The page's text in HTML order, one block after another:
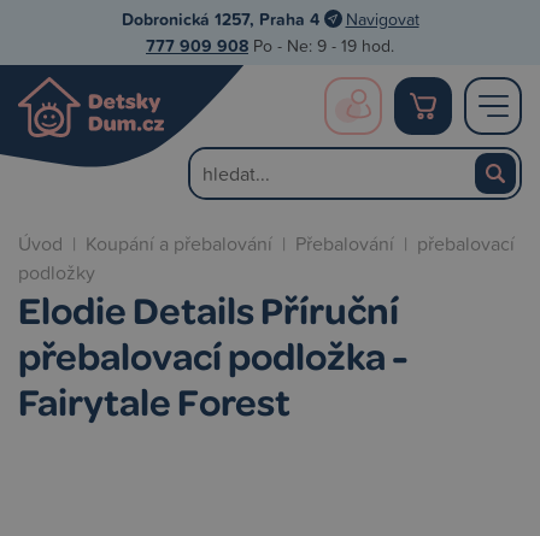
Dobronická 1257, Praha 4 Navigovat
777 909 908 Po - Ne: 9 - 19 hod.
Úvod | Koupání a přebalování | Přebalování | přebalovací
podložky
Elodie Details Příruční
přebalovací podložka -
Fairytale Forest